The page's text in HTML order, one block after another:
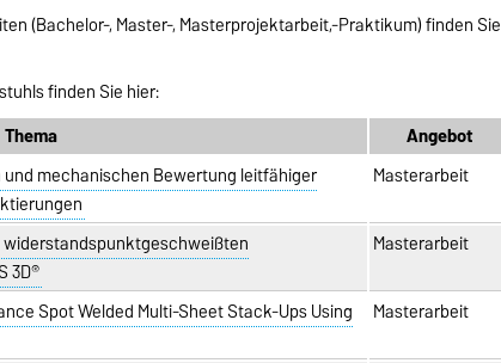
(Bachelor-, Master-, Masterprojektarbeit,-Praktikum) finden Sie
finden Sie hier:
Thema
Angebot
mechanischen Bewertung leitfähiger
Masterarbeit
3D®
Masterarbeit
Spot Welded Multi-Sheet Stack-Ups Using
Masterarbeit